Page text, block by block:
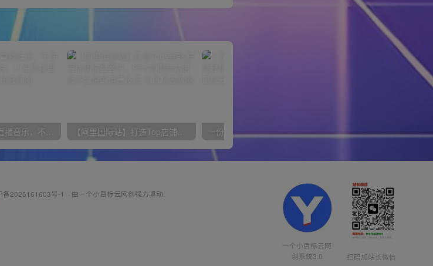
抖音24小时无人直播音乐，不违规，不封号纯撸音浪，小白实操当天日入1000+ 【阿里国际站】打造Top店铺&获得优质询盘客户，​95%的国际站讲师不会说的运营技巧 一份资料多种变现方式，小白也能轻松上手，日入800不是问题
备2025161603号-1 · 由一个小目标云网创强力驱动.
一个小目标云网
创系统3.0
扫码加站长微信